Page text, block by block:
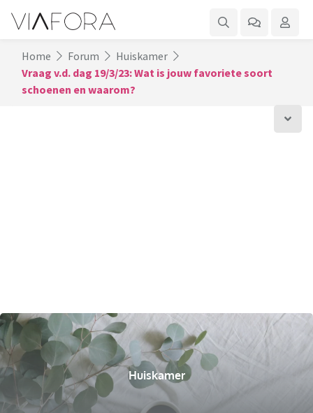
Home Forum
Huiskamer
Vraag v.d. dag 19/3/23: Wat is jouw favoriete soort
schoenen en waarom?
Huiskamer